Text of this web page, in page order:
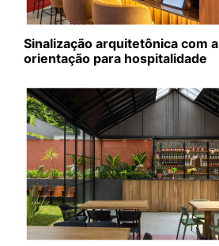
Sinalização arquitetônica com
orientação para hospitalidade